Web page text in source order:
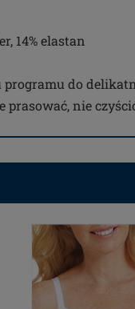
14% elastan
programu do
prasować, nie